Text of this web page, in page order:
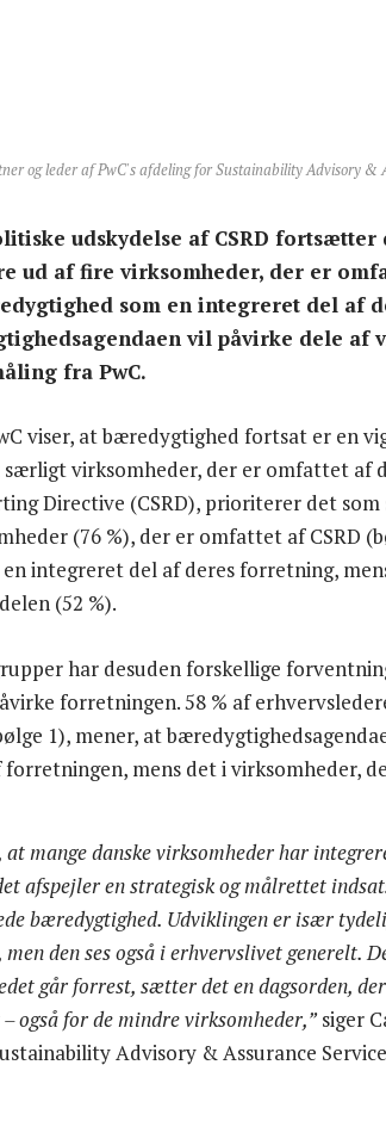
og leder af PwC's afdeling for Sustainability Advisory &
udskydelse af CSRD
ud af fire virksomheder, der er
som en integreret del af
vil påvirke dele af
fra PwC.
viser, at bæredygtighed fortsat er en
virksomheder, der er omfattet af
Directive (CSRD), prioriterer det
(76 %), der er omfattet af CSRD
integreret del af deres forretning,
(52 %).
har desuden forskellige
forretningen. 58 % af
1), mener, at
forretningen, mens det i virksomheder,
mange danske virksomheder har
afspejler en strategisk og målrettet
bæredygtighed. Udviklingen er især
men den ses også i erhvervslivet generelt.
går forrest, sætter det en dagsorden,
også for de mindre virksomheder,”siger
Advisory & Assurance